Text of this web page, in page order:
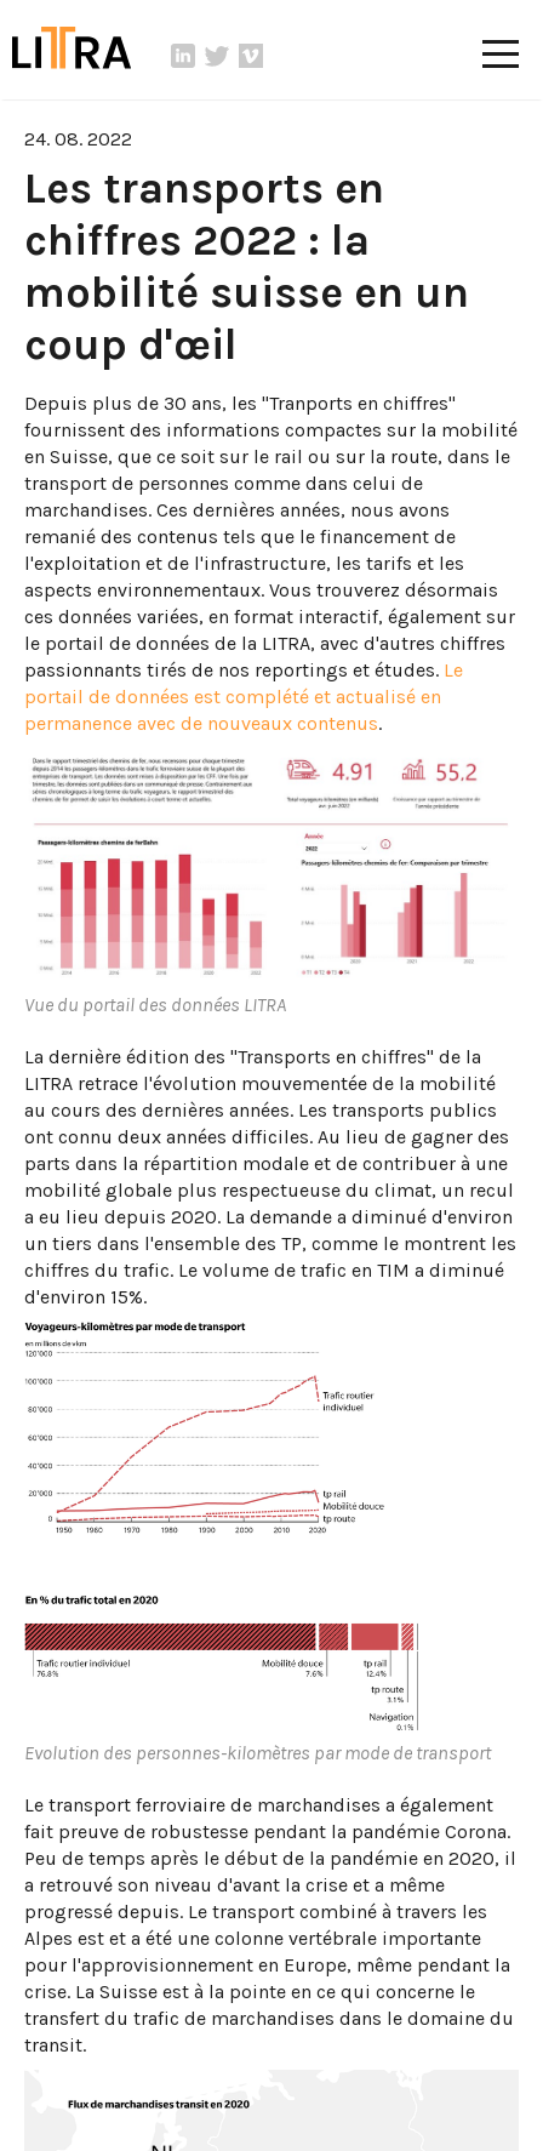
24. 08. 2022
Les transports en
chiffres 2022 : la
mobilité suisse en un
coup d'œil
Depuis plus de 30 ans, les "Tranports en chiffres"
fournissent des informations compactes sur la mobilité
en Suisse, que ce soit sur le rail ou sur la route, dans le
transport de personnes comme dans celui de
marchandises. Ces dernières années, nous avons
remanié des contenus tels que le financement de
l'exploitation et de l'infrastructure, les tarifs et les
aspects environnementaux. Vous trouverez désormais
ces données variées, en format interactif, également sur
le portail de données de la LITRA, avec d'autres chiffres
passionnants tirés de nos reportings et études. Le
portail de données est complété et actualisé en
permanence avec de nouveaux contenus.
Vue du portail des données LITRA
La dernière édition des "Transports en chiffres" de la
LITRA retrace l'évolution mouvementée de la mobilité
au cours des dernières années. Les transports publics
ont connu deux années difficiles. Au lieu de gagner des
parts dans la répartition modale et de contribuer à une
mobilité globale plus respectueuse du climat, un recul
a eu lieu depuis 2020. La demande a diminué d'environ
un tiers dans l'ensemble des TP, comme le montrent les
chiffres du trafic. Le volume de trafic en TIM a diminué
d'environ 15%.
Evolution des personnes-kilomètres par mode de transport
Le transport ferroviaire de marchandises a également
fait preuve de robustesse pendant la pandémie Corona.
Peu de temps après le début de la pandémie en 2020, il
a retrouvé son niveau d'avant la crise et a même
progressé depuis. Le transport combiné à travers les
Alpes est et a été une colonne vertébrale importante
pour l'approvisionnement en Europe, même pendant la
crise. La Suisse est à la pointe en ce qui concerne le
transfert du trafic de marchandises dans le domaine du
transit.